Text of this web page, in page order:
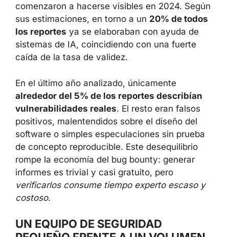
comenzaron a hacerse visibles en 2024. Según
sus estimaciones, en torno a un 20% de todos
los reportes ya se elaboraban con ayuda de
sistemas de IA, coincidiendo con una fuerte
caída de la tasa de validez.
En el último año analizado, únicamente
alrededor del 5% de los reportes describían
vulnerabilidades reales. El resto eran falsos
positivos, malentendidos sobre el diseño del
software o simples especulaciones sin prueba
de concepto reproducible. Este desequilibrio
rompe la economía del bug bounty: generar
informes es trivial y casi gratuito, pero
verificarlos consume tiempo experto escaso y
costoso.
UN EQUIPO DE SEGURIDAD